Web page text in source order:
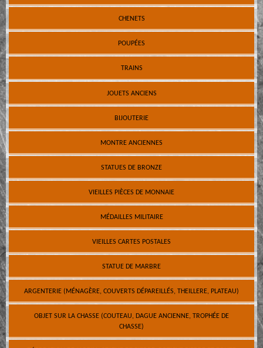
CHENETS
POUPÉES
TRAINS
JOUETS ANCIENS
BIJOUTERIE
MONTRE ANCIENNES
STATUES DE BRONZE
VIEILLES PIÈCES DE MONNAIE
MÉDAILLES MILITAIRE
VIEILLES CARTES POSTALES
STATUE DE MARBRE
ARGENTERIE (MÉNAGÈRE, COUVERTS DÉPAREILLÉS, THEILLERE, PLATEAU)
OBJET SUR LA CHASSE (COUTEAU, DAGUE ANCIENNE, TROPHÉE DE
CHASSE)